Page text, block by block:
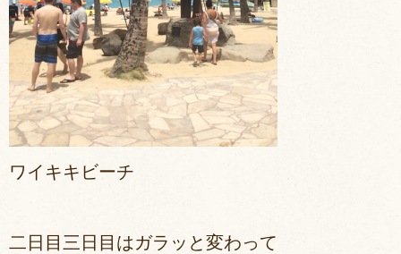
ワイキキビーチ
二日目三日目はガラッと変わって